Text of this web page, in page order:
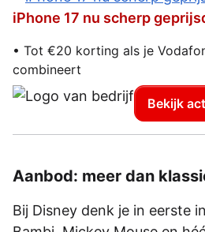
iPhone 17 nu scherp
• Tot €20 korting als je
combineert
Bekijk
Aanbod: meer dan
Bij Disney denk je in eerste